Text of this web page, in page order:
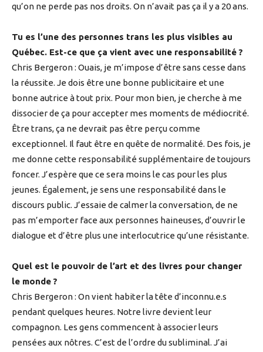
qu’on ne perde pas nos droits. On n’avait pas ça il y a 20 ans.
Tu es l’une des personnes trans les plus visibles au
Québec. Est-ce que ça vient avec une responsabilité ?
Chris Bergeron : Ouais, je m’impose d’être sans cesse dans
la réussite. Je dois être une bonne publicitaire et une
bonne autrice à tout prix. Pour mon bien, je cherche à me
dissocier de ça pour accepter mes moments de médiocrité.
Être trans, ça ne devrait pas être perçu comme
exceptionnel. Il faut être en quête de normalité. Des fois, je
me donne cette responsabilité supplémentaire de toujours
foncer. J’espère que ce sera moins le cas pour les plus
jeunes. Également, je sens une responsabilité dans le
discours public. J’essaie de calmer la conversation, de ne
pas m’emporter face aux personnes haineuses, d’ouvrir le
dialogue et d’être plus une interlocutrice qu’une résistante.
Quel est le pouvoir de l’art et des livres pour changer
le monde ?
Chris Bergeron : On vient habiter la tête d’inconnu.e.s
pendant quelques heures. Notre livre devient leur
compagnon. Les gens commencent à associer leurs
pensées aux nôtres. C’est de l’ordre du subliminal. J’ai